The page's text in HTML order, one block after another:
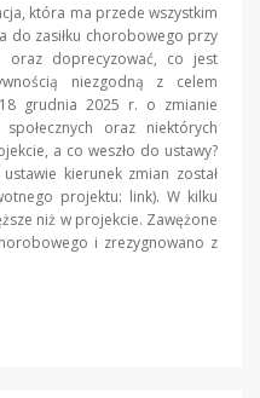
która ma przede wszystkim
do zasiłku chorobowego przy
oraz doprecyzować, co jest
niezgodną z celem
grudnia 2025 r. o zmianie
oraz niektórych
a co weszło do ustawy?
kierunek zmian został
projektu: link). W kilku
niż w projekcie. Zawężone
i zrezygnowano z